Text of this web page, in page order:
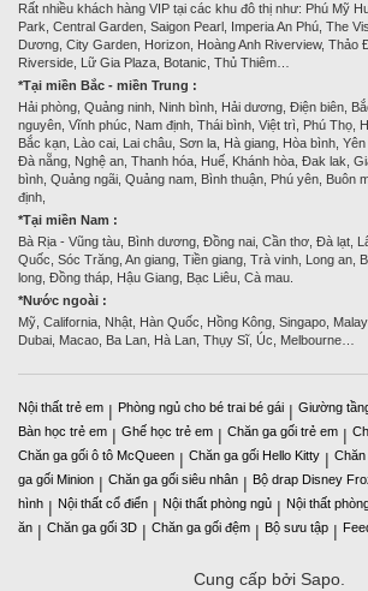
Rất nhiều khách hàng VIP tại các khu đô thị như: Phú Mỹ
Park, Central Garden, Saigon Pearl, Imperia An Phú, The
Dương, City Garden, Horizon, Hoàng Anh Riverview, Thảo
Riverside, Lữ Gia Plaza, Botanic, Thủ Thiêm…
*Tại miền Bắc - miền Trung :
Hải phòng, Quảng ninh, Ninh bình, Hải dương, Điện biên,
nguyên, Vĩnh phúc, Nam định, Thái bình, Việt trì, Phú Thọ,
Bắc kạn, Lào cai, Lai châu, Sơn la, Hà giang, Hòa bình,
Đà nẵng, Nghệ an, Thanh hóa, Huế, Khánh hòa, Đak lak,
bình, Quảng ngãi, Quảng nam, Bình thuận, Phú yên, Buôn
định,
*Tại miền Nam :
Bà Rịa - Vũng tàu, Bình dương, Đồng nai, Cần thơ, Đà lạt,
Quốc, Sóc Trăng, An giang, Tiền giang, Trà vinh, Long an,
long, Đồng tháp, Hậu Giang, Bạc Liêu, Cà mau.
*Nước ngoài :
Mỹ, California, Nhật, Hàn Quốc, Hồng Kông, Singapo,
Dubai, Macao, Ba Lan, Hà Lan, Thụy Sĩ, Úc, Melbourne…
Nội thất trẻ em | Phòng ngủ cho bé trai bé gái | Giường
Bàn học trẻ em | Ghế học trẻ em | Chăn ga gối trẻ em |
Chăn ga gối ô tô McQueen | Chăn ga gối Hello Kitty | Chăn
ga gối Minion | Chăn ga gối siêu nhân | Bộ drap Disney
hình | Nội thất cổ điển | Nội thất phòng ngủ | Nội thất
ăn | Chăn ga gối 3D | Chăn ga gối đệm | Bộ sưu tập |
Cung cấp bởi Sapo.